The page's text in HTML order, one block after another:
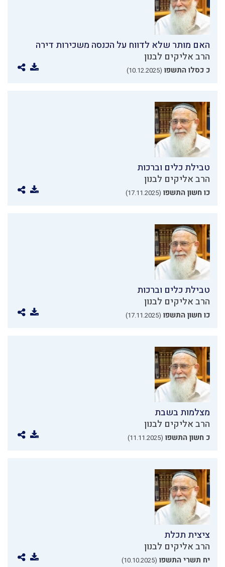
האם מותר שלא לדווח על הכנסה משכירות דירה
הרב אליקים לבנון
כ כסלו התשפו (10.12.2025)
טבילת כלים וברכות
הרב אליקים לבנון
כו חשון התשפו (17.11.2025)
טבילת כלים וברכות
הרב אליקים לבנון
כו חשון התשפו (17.11.2025)
מצלמות בשבת
הרב אליקים לבנון
כ חשון התשפו (11.11.2025)
ציצית תכלת
הרב אליקים לבנון
יח תשרי התשפו (10.10.2025)